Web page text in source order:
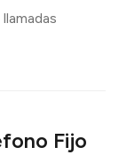
Fijo